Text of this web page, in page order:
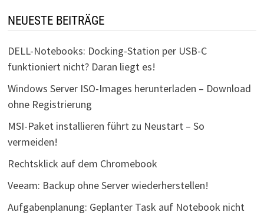
NEUESTE BEITRÄGE
DELL-Notebooks: Docking-Station per USB-C
funktioniert nicht? Daran liegt es!
Windows Server ISO-Images herunterladen – Download
ohne Registrierung
MSI-Paket installieren führt zu Neustart – So
vermeiden!
Rechtsklick auf dem Chromebook
Veeam: Backup ohne Server wiederherstellen!
Aufgabenplanung: Geplanter Task auf Notebook nicht